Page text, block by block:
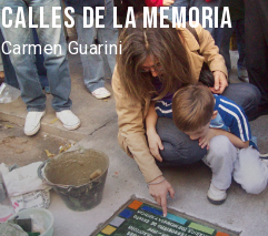
Calles de la memoria
Carmen Guarini